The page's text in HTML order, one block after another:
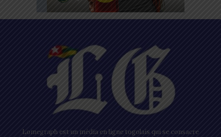
Lomegraph est un média en ligne togolais qui se consacre